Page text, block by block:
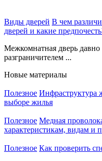
Виды дверей В чем
дверей и какие
Межкомнатная дверь
разграничителем ...
Новые материалы
Полезное Инфраструктура
выборе жилья
Полезное Медная
характеристикам, видам и
Полезное Как проверить